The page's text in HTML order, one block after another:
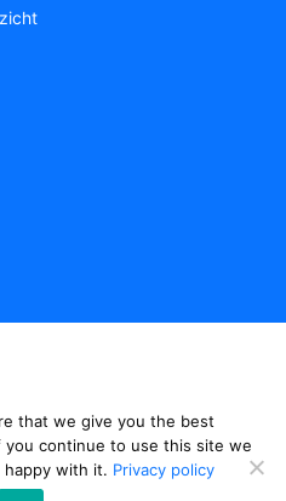
- onderdeel van ProFlags BV
that we give you the best
continue to use this site we
happy with it. Privacy policy